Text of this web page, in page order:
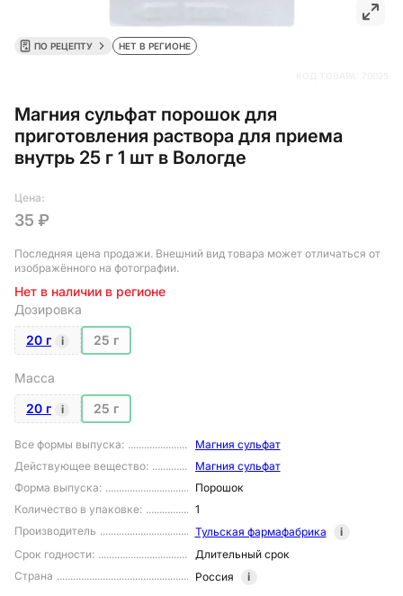
Магния сульфат порошок для
приготовления раствора для приема
внутрь 25 г 1 шт в Вологде
ПО РЕЦЕПТУ НЕТ В РЕГИОНЕ
Все формы выпуска:
Магния сульфат
Действующее вещество:
Магния сульфат
Форма выпуска:
Порошок
Количество в упаковке:
1
Производитель
Тульская фармафабрика
i
Срок годности:
Длительный срок
Страна
Россия i
Цена:
35 ₽
Последняя цена продажи. Внешний вид товара может отличаться от
изображённого на фотографии.
Нет в наличии в регионе
Дозировка
20 г
i 25 г
Масса
20 г
i 25 г